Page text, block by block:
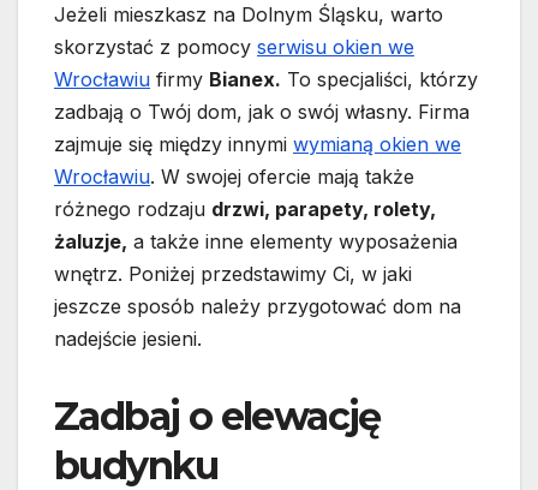
Jeżeli mieszkasz na Dolnym Śląsku, warto
skorzystać z pomocy serwisu okien we
Wrocławiu firmy Bianex. To specjaliści, którzy
zadbają o Twój dom, jak o swój własny. Firma
zajmuje się między innymi wymianą okien we
Wrocławiu. W swojej ofercie mają także
różnego rodzaju drzwi, parapety, rolety,
żaluzje, a także inne elementy wyposażenia
wnętrz. Poniżej przedstawimy Ci, w jaki
jeszcze sposób należy przygotować dom na
nadejście jesieni.
Zadbaj o elewację
budynku